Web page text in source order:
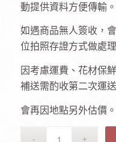
動提供資料方便傳輸。
如遇商品無人簽收，
位拍照存證方式做處理
因考慮運費、花材保
補送需酌收第二次運送
會再因地點另外估價。